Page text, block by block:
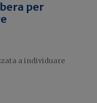
per
a individuare